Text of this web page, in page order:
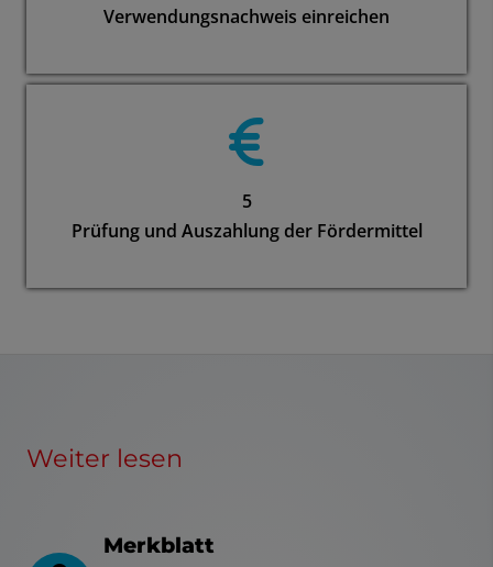
Verwendungsnachweis einreichen
5
Prüfung und Auszahlung der Fördermittel
Weiter lesen
Merkblatt